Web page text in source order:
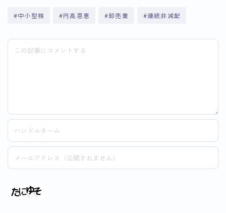
#中小型株 #円高恩恵 #卸売業 #連続非減配